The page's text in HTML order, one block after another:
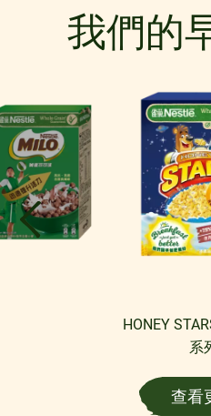
我們的
HONEY
系
查看